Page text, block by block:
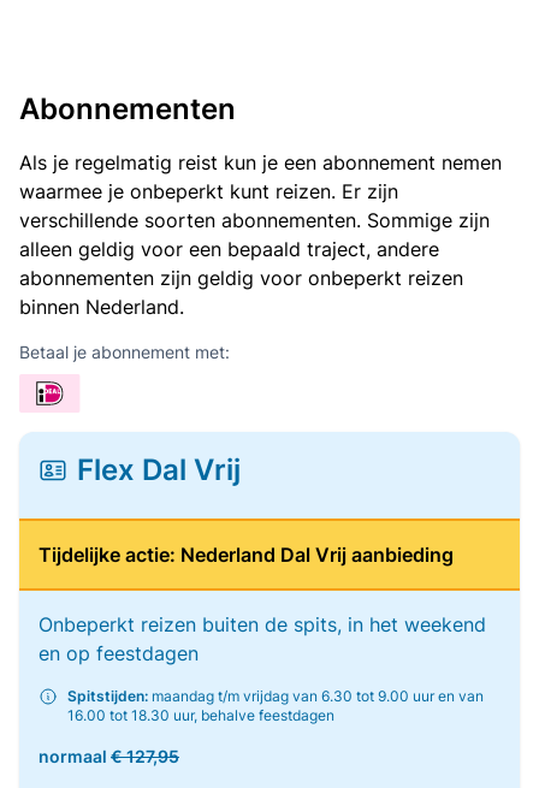
Abonnementen
Als je regelmatig reist kun je een abonnement nemen
waarmee je onbeperkt kunt reizen. Er zijn
verschillende soorten abonnementen. Sommige zijn
alleen geldig voor een bepaald traject, andere
abonnementen zijn geldig voor onbeperkt reizen
binnen Nederland.
Betaal je abonnement met:
Flex Dal Vrij
Tijdelijke actie: Nederland Dal Vrij aanbieding
Onbeperkt reizen buiten de spits, in het weekend
en op feestdagen
Spitstijden: maandag t/m vrijdag van 6.30 tot 9.00 uur en van
16.00 tot 18.30 uur, behalve feestdagen
normaal € 127,95